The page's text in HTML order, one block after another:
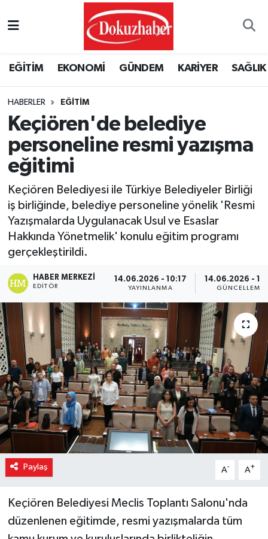
EĞİTİM EKONOMİ GÜNDEM KARİYER SAĞLIK
HABERLER EĞITIM
Keçiören'de belediye
personeline resmi yazışma
eğitimi
Keçiören Belediyesi ile Türkiye Belediyeler Birliği
iş birliğinde, belediye personeline yönelik 'Resmi
Yazışmalarda Uygulanacak Usul ve Esaslar
Hakkında Yönetmelik' konulu eğitim programı
gerçekleştirildi.
HABER MERKEZI
EDITÖR
14.06.2026 - 10:17
YAYINLANMA
14.06.2026 -
GÜNCELLEME
Paylaş A- A+
Keçiören Belediyesi Meclis Toplantı Salonu'nda
düzenlenen eğitimde, resmi yazışmalarda tüm
Puan Durumu ve Fikstür
Tüm Manşetler
Son Dakika Haberleri
Haber Arşivi